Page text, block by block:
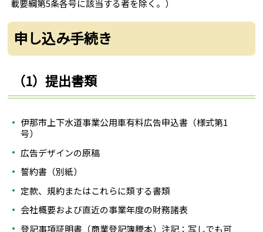
載要綱第5条各号に該当する者を除く。）
申し込み手続き
（1）提出書類
伊那市上下水道事業公用車有料広告申込書（様式第1
号）
広告デザインの原稿
誓約書（別紙）
定款、規約またはこれらに類する書類
会社概要および直近の事業年度の財務諸表
登記事項証明書（商業登記簿謄本）注記：写しでも可